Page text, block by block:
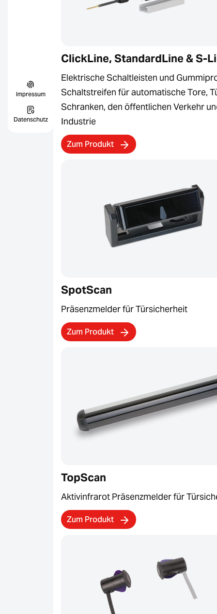
Impressum
Datenschutz
ClickLine, StandardLine & S-
Elektrische Schaltleisten und
Schaltstreifen für automatische Tore,
Schranken, den öffentlichen Verkehr
Industrie
Zum Produkt
SpotScan
Präsenzmelder für Türsicherheit
Zum Produkt
TopScan
Aktivinfrarot Präsenzmelder für
Zum Produkt